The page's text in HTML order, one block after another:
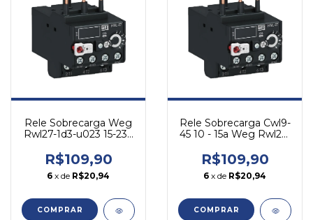
Rele Sobrecarga Weg
Rwl27-1d3-u023 15-23a
R$109,90
6 x de R$20,94
COMPRAR
Rele Sobrecarga Cwl9-
45 10 - 15a Weg Rwl27-
R$109,90
6 x de R$20,94
COMPRAR